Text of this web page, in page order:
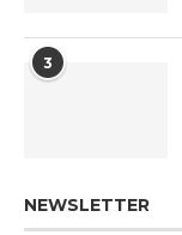
3
NEWSLETTER